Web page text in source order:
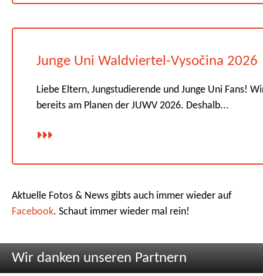
Junge Uni Waldviertel-Vysočina 2026
Liebe Eltern, Jungstudierende und Junge Uni Fans!
bereits am Planen der JUWV 2026. Deshalb...
Aktuelle Fotos & News gibts auch immer wieder auf
Facebook. Schaut immer wieder mal rein!
Wir danken unseren Partnern